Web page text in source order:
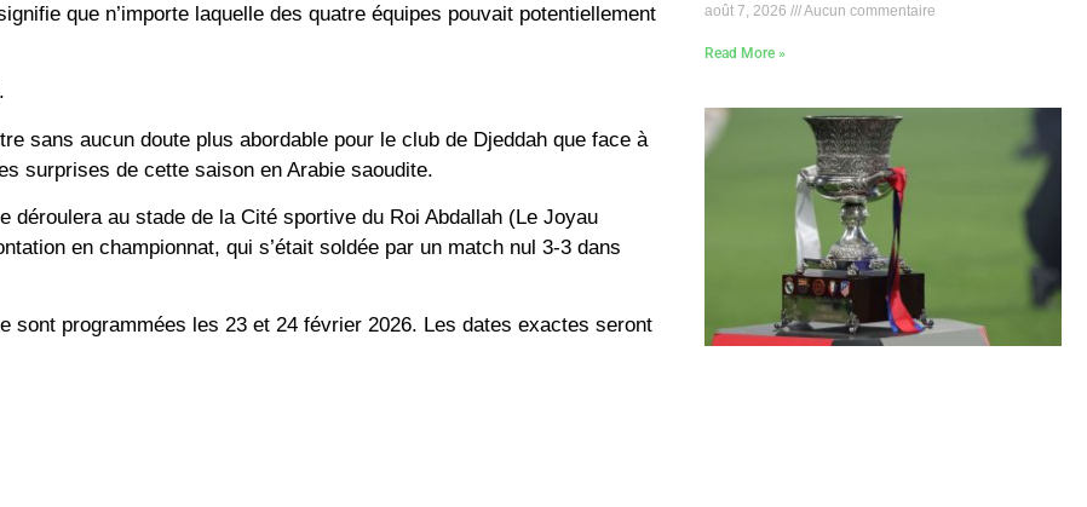
que n’importe laquelle des quatre équipes pouvait potentiellement
sans aucun doute plus abordable pour le club de Djeddah que face à
surprises de cette saison en Arabie saoudite.
au stade de la Cité sportive du Roi Abdallah (Le Joyau
en championnat, qui s’était soldée par un match nul 3-3 dans
sont programmées les 23 et 24 février 2026. Les dates exactes seront
août 7, 2026 Aucun commentaire
Read More »